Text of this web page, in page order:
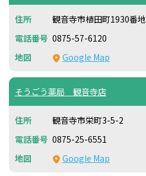
観音寺市植田町1930番地
0875-57-6120
Google Map
そうごう薬局 観音寺店
観音寺市栄町3-5-2
0875-25-6551
Google Map